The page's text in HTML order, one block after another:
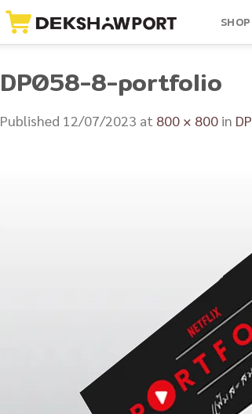
SHOP
DP058-8-portfolio
Published 12/07/2023 at 800 × 800 in